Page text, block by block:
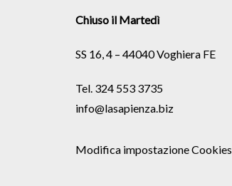
Chiuso il Martedì
SS 16, 4 – 44040 Voghiera FE
Tel. 324 553 3735
info@lasapienza.biz
Modifica impostazione Cookies